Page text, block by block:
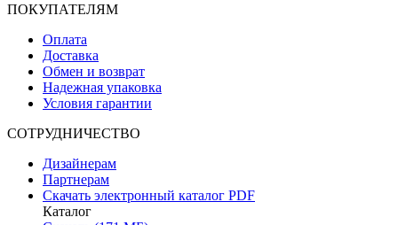
ПОКУПАТЕЛЯМ
Оплата
Доставка
Обмен и возврат
Надежная упаковка
Условия гарантии
СОТРУДНИЧЕСТВО
Дизайнерам
Партнерам
Скачать электронный каталог PDF
Каталог